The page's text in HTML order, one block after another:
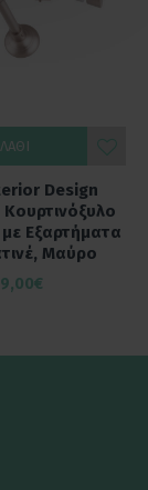
Design
Εξαρτήματα
Μαύρο